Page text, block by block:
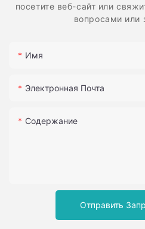
посетите веб-сайт или
вопросами или
Имя
Электронная Почта
Содержание
Отправить